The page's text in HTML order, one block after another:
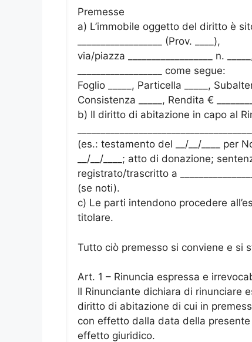
Premesse
a) L’immobile oggetto del diritto è sito
__________________ (Prov. ____),
via/piazza __________________ n.
__________________ come segue:
Foglio _____, Particella _____,
Consistenza _____, Rendita €
b) Il diritto di abitazione in capo al
(es.: testamento del __/__/____ per
__/__/____; atto di donazione;
registrato/trascritto a
(se noti).
c) Le parti intendono procedere
titolare.
Tutto ciò premesso si conviene e si
Art. 1 – Rinuncia espressa e
Il Rinunciante dichiara di rinunciare
diritto di abitazione di cui in
con effetto dalla data della
effetto giuridico.